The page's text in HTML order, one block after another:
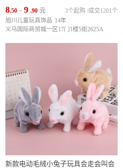
8.50 ~ 9 .90 元 成交1201个
3个起购 /
旭川儿童玩具饰品 14年
义乌国际商贸城一区17门1楼5街2625A
新款电动毛绒小兔子玩具会走会叫会